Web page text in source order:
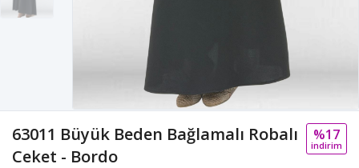
63011 Büyük Beden Bağlamalı Robalı
Ceket - Bordo
%17
i̇ndi̇ri̇m